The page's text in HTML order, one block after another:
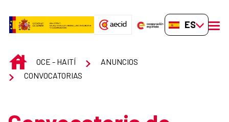
ES-ES
INICIOOCE - HAITÍ
ANUNCIOS
CONVOCATORIAS